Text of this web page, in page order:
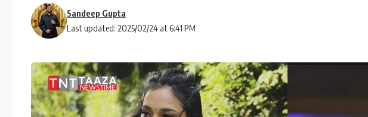
Last updated: 2025/02/24 at 6:41 PM
Sandeep Gupta